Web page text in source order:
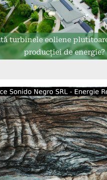
turbinele eoliene
producției de energie?